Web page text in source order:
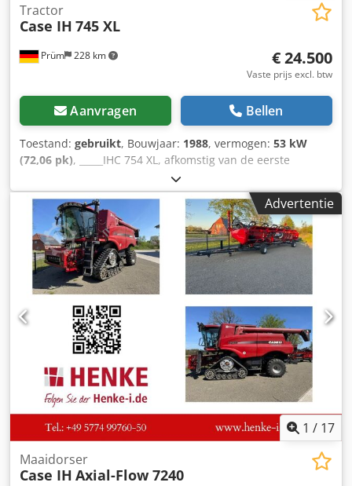
Prüm 228 km
Tractor
Case IH 745 XL
€ 24.500
Vaste prijs excl. btw
Aanvragen Bellen
Toestand: gebruikt, Bouwjaar: 1988, vermogen: 53 kW
(72,06 pk), _____IHC 754 XL, afkomstig van de eerste
eigenaar, in uitstekende staat. Djdpfx Aszdmutec Tock
Bedrijfstijden: ca. 8.600 uur. Bouwjaar: 1988. Voorste
hefinrichting. Voorste aftakas. 30 km/u versnellingsbak.
Prijs: € 24.500,00 (exclusief BTW). Locatie: null
Advertentie
1 / 17
Maaidorser
Case IH Axial-Flow 7240